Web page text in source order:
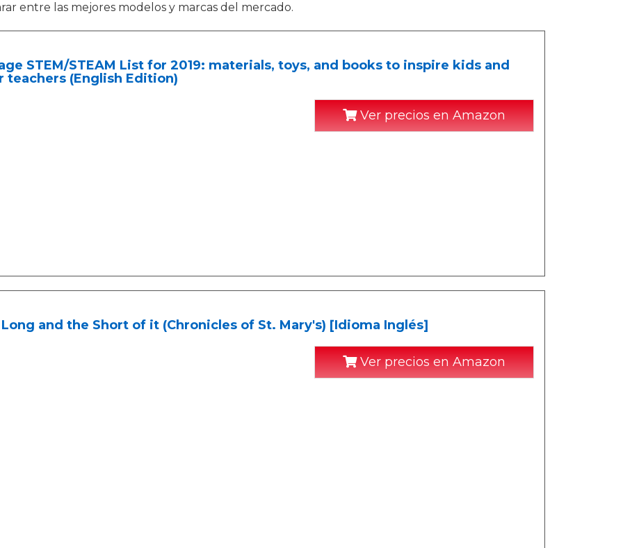
entre las mejores modelos y marcas del mercado.
STEM/STEAM List for 2019: materials, toys, and books to inspire kids and
teachers (English Edition)
Ver precios en Amazon
and the Short of it (Chronicles of St. Mary's) [Idioma Inglés]
Ver precios en Amazon